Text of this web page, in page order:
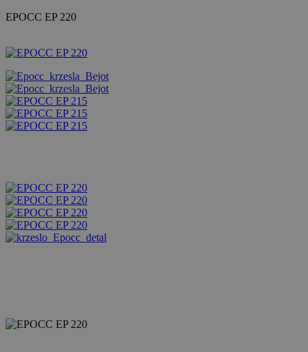
EPOCC EP 220